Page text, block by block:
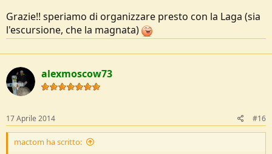
Grazie!! speriamo di organizzare presto con la Laga (sia
l'escursione, che la magnata)
alexmoscow73
17 Aprile 2014 #16
mactom ha scritto: